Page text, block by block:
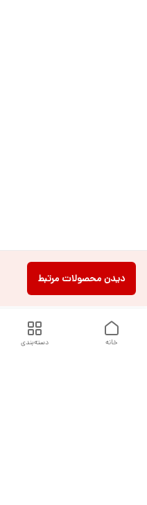
دیدن محصولات مرتبط
دسته‌بندی خانه